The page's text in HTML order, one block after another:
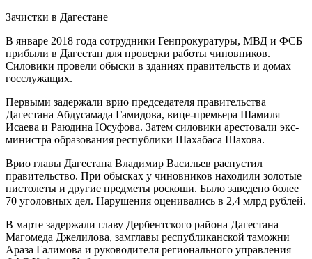
Зачистки в Дагестане
В январе 2018 года сотрудники Генпрокуратуры, МВД и ФСБ
прибыли в Дагестан для проверки работы чиновников.
Силовики провели обыски в зданиях правительств и домах
госслужащих.
Первыми задержали врио председателя правительства
Дагестана Абдусамада Гамидова, вице-премьера Шамиля
Исаева и Раюдина Юсуфова. Затем силовики арестовали экс-
министра образования республики Шахабаса Шахова.
Врио главы Дагестана Владимир Васильев распустил
правительство. При обысках у чиновников находили золотые
пистолеты и другие предметы роскоши. Было заведено более
70 уголовных дел. Нарушения оценивались в 2,4 млрд рублей.
В марте задержали главу Дербентского района Дагестана
Магомеда Джелилова, замглавы республиканской таможни
Араза Галимова и руководителя регионального управления